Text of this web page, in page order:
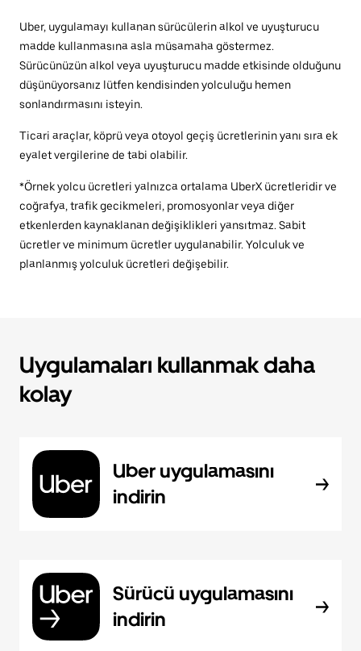
Uber, uygulamayı kullanan sürücülerin alkol ve uyuşturucu
madde kullanmasına asla müsamaha göstermez.
Sürücünüzün alkol veya uyuşturucu madde etkisinde olduğunu
düşünüyorsanız lütfen kendisinden yolculuğu hemen
sonlandırmasını isteyin.
Ticari araçlar, köprü veya otoyol geçiş ücretlerinin yanı sıra ek
eyalet vergilerine de tabi olabilir.
*Örnek yolcu ücretleri yalnızca ortalama UberX ücretleridir ve
coğrafya, trafik gecikmeleri, promosyonlar veya diğer
etkenlerden kaynaklanan değişiklikleri yansıtmaz. Sabit
ücretler ve minimum ücretler uygulanabilir. Yolculuk ve
planlanmış yolculuk ücretleri değişebilir.
Uygulamaları kullanmak daha
kolay
Uber uygulamasını
indirin
Sürücü uygulamasını
indirin